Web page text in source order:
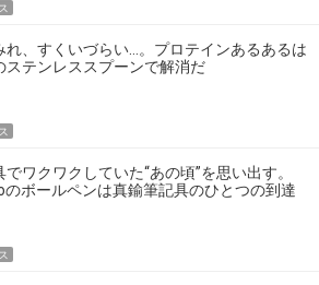
れ、すくいづらい…。プロテインあるあるは
ステンレススプーンで解消だ
でワクワクしていた“あの頃”を思い出す。
のボールペンは真鍮筆記具のひとつの到達